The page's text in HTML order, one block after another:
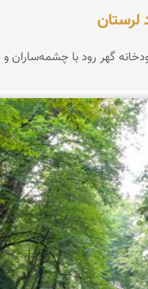
لرستان
گهر رود با چشمه‌ساران و